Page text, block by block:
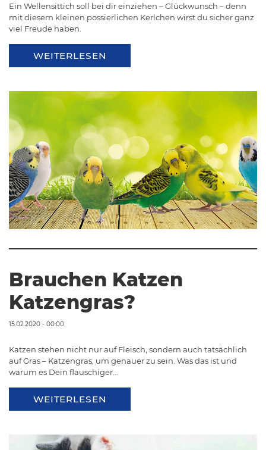
Ein Wellensittich soll bei dir einziehen – Glückwunsch – denn
mit diesem kleinen possierlichen Kerlchen wirst du sicher ganz
viel Freude haben.
WEITERLESEN
Brauchen Katzen
Katzengras?
15.02.2020 - 00:00
Katzen stehen nicht nur auf Fleisch, sondern auch tatsächlich
auf Gras – Katzengras, um genauer zu sein. Was das ist und
warum es Dein flauschiger…
WEITERLESEN